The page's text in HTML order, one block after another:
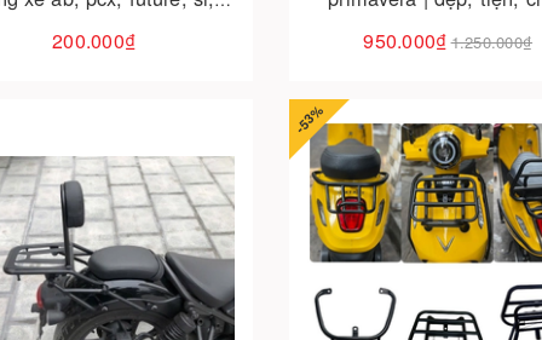
tiện dụng, sang trọng tại
200.000₫ 950.000₫1.250.000₫
Cho vào giỏ hàng
-53%
Cho vào giỏ hàng